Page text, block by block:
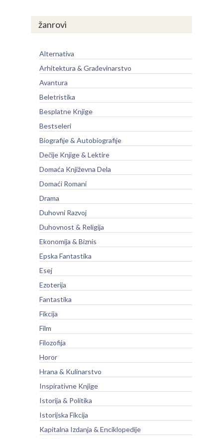
žanrovi
Alternativa
Arhitektura & Građevinarstvo
Avantura
Beletristika
Besplatne Knjige
Bestseleri
Biografije & Autobiografije
Dečije Knjige & Lektire
Domaća Književna Dela
Domaći Romani
Drama
Duhovni Razvoj
Duhovnost & Religija
Ekonomija & Biznis
Epska Fantastika
Esej
Ezoterija
Fantastika
Fikcija
Film
Filozofija
Horor
Hrana & Kulinarstvo
Inspirativne Knjige
Istorija & Politika
Istorijska Fikcija
Kapitalna Izdanja & Enciklopedije